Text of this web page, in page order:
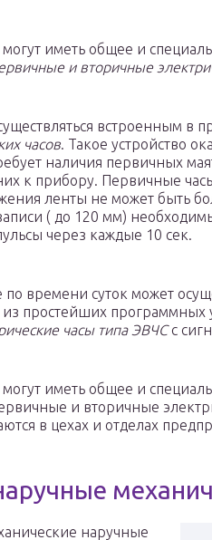
иметь общее и
и вторичные
встроенным в
часов. Такое устройство
наличия первичных
к прибору. Первичные
ленты не может быть
( до 120 мм)
через каждые 10 сек.
времени суток может
простейших программных
часы типа ЭВЧСс
иметь общее и
и вторичные
в цехах и отделах
наручные